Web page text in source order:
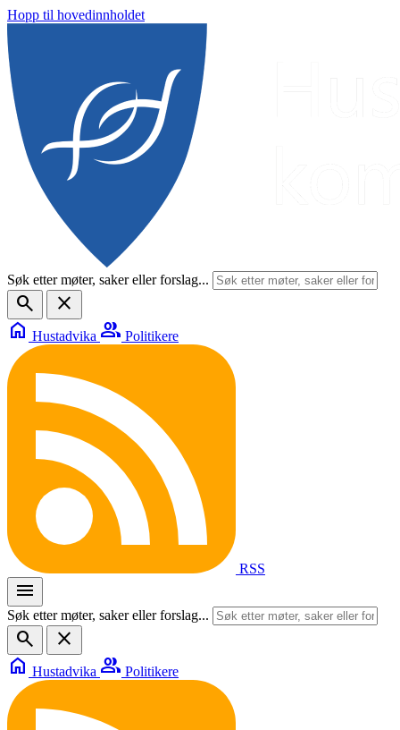
Hopp til hovedinnholdet
Søk etter møter, saker eller forslag...
search
close
home Hustadvika group Politikere
RSS
menu
Søk etter møter, saker eller forslag...
search
close
home Hustadvika group Politikere